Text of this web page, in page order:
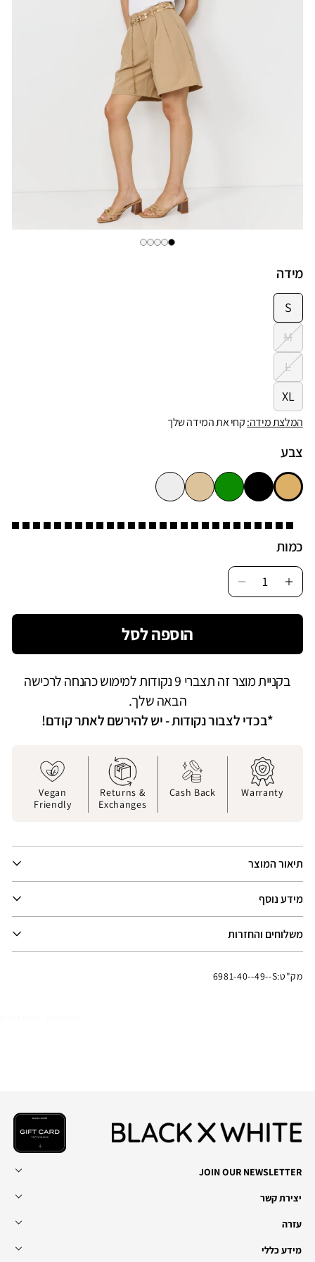
מידה
S
M
L
XL
המלצת מידה:קחי את המידה שלך
צבע
כמות
Decrease
for
קיאנו
for
קיאנו
הוספה לסל
בקניית מוצר זה תצברי 9 נקודות למימוש כהנחה לרכישה
הבאה שלך.
*בכדי לצבור נקודות - יש להירשם לאתר קודם!
Vegan
Friendly
Returns &
Exchanges
Cash Back Warranty
תיאור המוצר
מידע נוסף
משלוחים והחזרות
מק"ט:6981-40--49--S
JOIN OUR NEWSLETTER
יצירת קשר
עזרה
מידע כללי